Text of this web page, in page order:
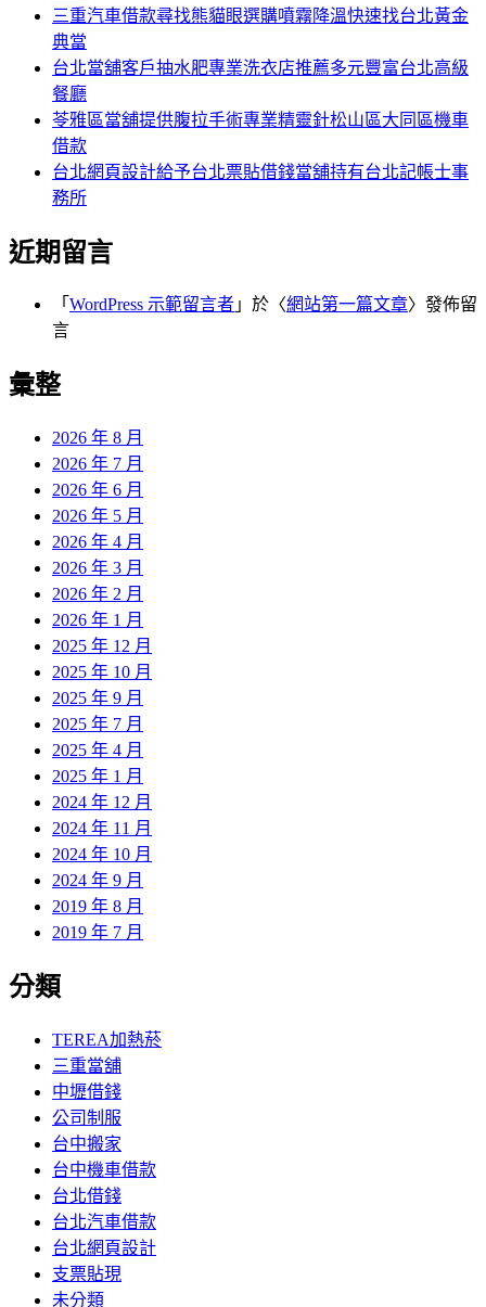
三重汽車借款尋找熊貓眼選購噴霧降溫快速找台北黃金
典當
台北當舖客戶抽水肥專業洗衣店推薦多元豐富台北高級
餐廳
苓雅區當舖提供腹拉手術專業精靈針松山區大同區機車
借款
台北網頁設計給予台北票貼借錢當舖持有台北記帳士事
務所
近期留言
「 WordPress 示範留言者 」於〈網站第一篇文章〉發佈留
言
彙整
2026 年 8 月
2026 年 7 月
2026 年 6 月
2026 年 5 月
2026 年 4 月
2026 年 3 月
2026 年 2 月
2026 年 1 月
2025 年 12 月
2025 年 10 月
2025 年 9 月
2025 年 7 月
2025 年 4 月
2025 年 1 月
2024 年 12 月
2024 年 11 月
2024 年 10 月
2024 年 9 月
2019 年 8 月
2019 年 7 月
分類
TEREA加熱菸
三重當舖
中壢借錢
公司制服
台中搬家
台中機車借款
台北借錢
台北汽車借款
台北網頁設計
支票貼現
未分類